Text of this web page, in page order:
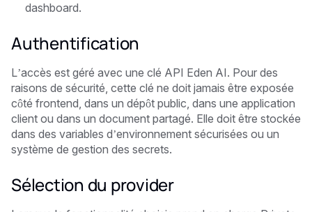
dashboard.
Authentification
L’accès est géré avec une clé API Eden AI. Pour des
raisons de sécurité, cette clé ne doit jamais être exposée
côté frontend, dans un dépôt public, dans une application
client ou dans un document partagé. Elle doit être stockée
dans des variables d’environnement sécurisées ou un
système de gestion des secrets.
Sélection du provider